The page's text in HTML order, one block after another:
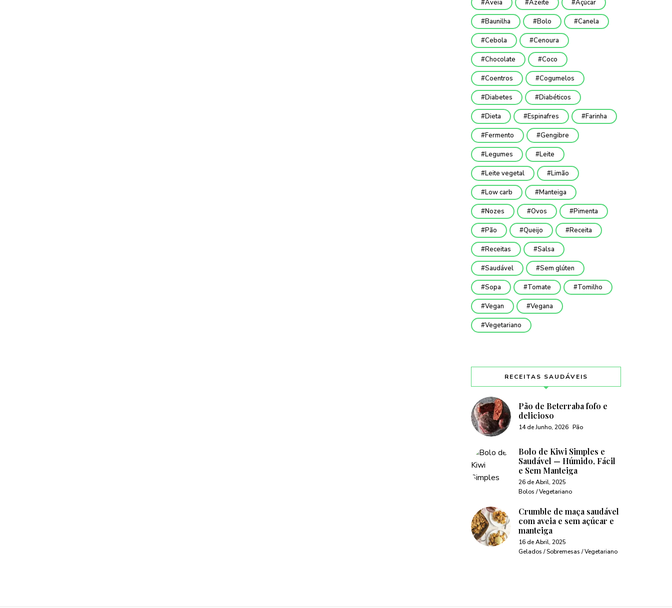
Aveia Azeite Açúcar
Baunilha Bolo Canela
Cebola Cenoura
Chocolate Coco
Coentros Cogumelos
Diabetes Diabéticos
Dieta Espinafres Farinha
Fermento Gengibre
Legumes Leite
Leite vegetal Limão
Low carb Manteiga
Nozes Ovos Pimenta
Pão Queijo Receita
Receitas Salsa
Saudável Sem glúten
Sopa Tomate Tomilho
Vegan Vegana
Vegetariano
RECEITAS SAUDÁVEIS
Pão de Beterraba fofo e
delicioso
14 de Junho, 2026 Pão
Bolo de Kiwi Simples e
Saudável — Húmido, Fácil
e Sem Manteiga
26 de Abril, 2025
Bolos / Vegetariano
Crumble de maça saudável
com aveia e sem açúcar e
manteiga
16 de Abril, 2025
Gelados / Sobremesas / Vegetariano